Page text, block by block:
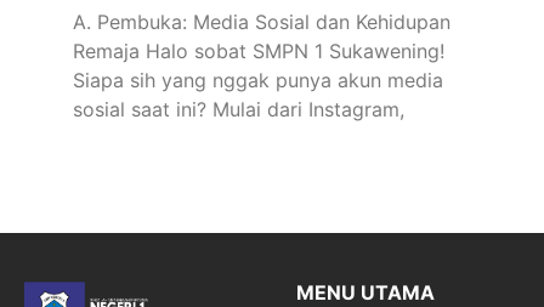
A. Pembuka: Media Sosial dan Kehidupan
Remaja Halo sobat SMPN 1 Sukawening!
Siapa sih yang nggak punya akun media
sosial saat ini? Mulai dari Instagram,
MENU UTAMA